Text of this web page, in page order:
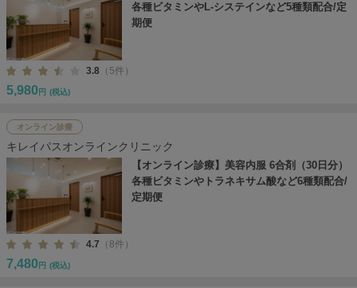
各種ビタミンやL-システインなど5種類配合/定
期便
3.8 （5件）
5,980 円 (税込)
オンライン診療
キレイパスオンラインクリニック
【オンライン診療】美容内服 6合剤（30日分）
各種ビタミンやトラネキサム酸など6種類配合/
定期便
4.7 （8件）
7,480 円 (税込)